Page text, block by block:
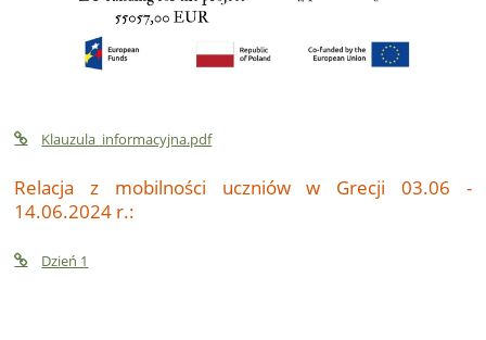
Klauzula_informacyjna.pdf
Relacja z mobilności uczniów w Grecji 03.06 -
14.06.2024 r.:
Dzień 1